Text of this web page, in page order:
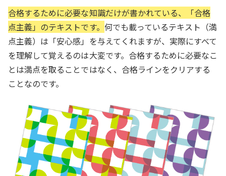
合格するために必要な知識だけが書かれている、「合格
点主義」のテキストです。 何でも載っているテキスト（満
点主義）は「安心感」を与えてくれますが、実際にすべて
を理解して覚えるのは大変です。合格するために必要なこ
とは満点を取ることではなく、合格ラインをクリアする
ことなのです。